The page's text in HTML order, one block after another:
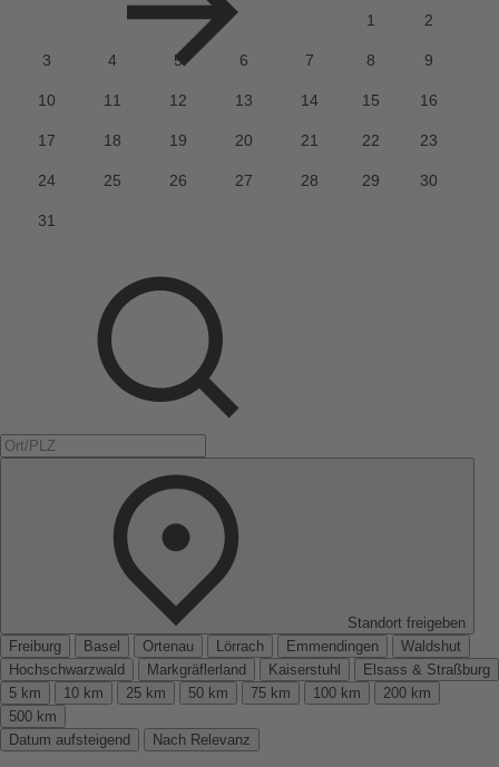
Standort freigeben
Freiburg
Basel Ortenau Lörrach Emmendingen
Waldshut
Hochschwarzwald
Markgräflerland Kaiserstuhl
Elsass & Straßburg
5 km
10 km 25 km 50 km 75 km 100 km
200 km
500 km
Datum aufsteigend
Nach Relevanz